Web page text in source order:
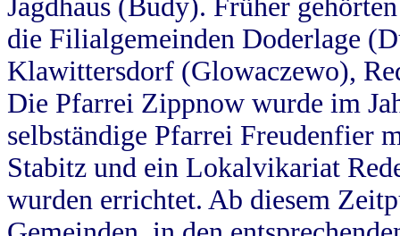
Jagdhaus (Budy). Früher
die Filialgemeinden Doderlage
Klawittersdorf (Glowaczewo),
Die Pfarrei Zippnow wurde im
selbständige Pfarrei Freudenfier
Stabitz und ein Lokalvikariat
wurden errichtet. Ab diesem